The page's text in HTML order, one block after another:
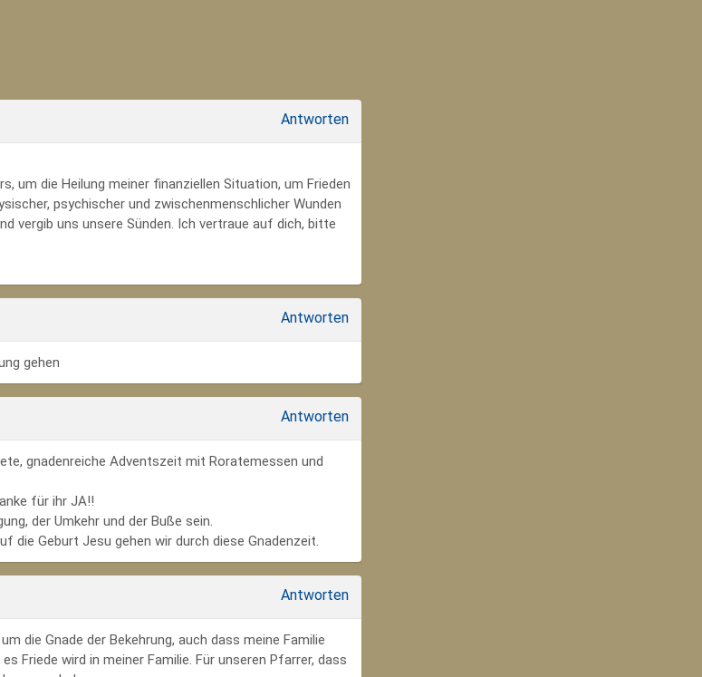
Antworten
um die Heilung meiner finanziellen Situation, um Frieden
psychischer und zwischenmenschlicher Wunden
vergib uns unsere Sünden. Ich vertraue auf dich, bitte
Antworten
gehen
Antworten
gnadenreiche Adventszeit mit Roratemessen und
für ihr JA!!
der Umkehr und der Buße sein.
die Geburt Jesu gehen wir durch diese Gnadenzeit.
Antworten
die Gnade der Bekehrung, auch dass meine Familie
Friede wird in meiner Familie. Für unseren Pfarrer, dass